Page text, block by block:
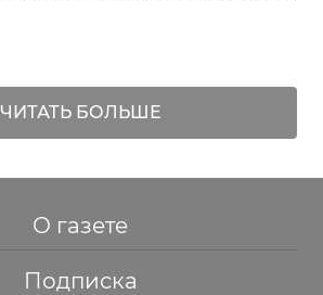
ЧИТАТЬ БОЛЬШЕ
О газете
Подписка